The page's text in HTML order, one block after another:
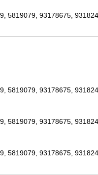
5819079, 93178675,
5819079, 93178675,
5819079, 93178675,
5819079, 93178675,